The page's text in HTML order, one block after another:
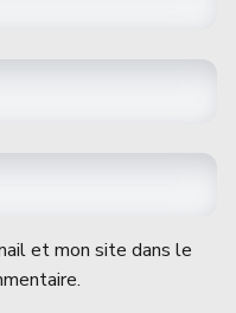
et mon site dans le